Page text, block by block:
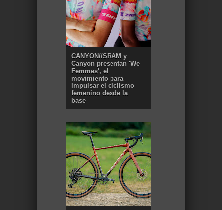
CANYON//SRAM y
Canyon presentan 'We
Femmes', el
movimiento para
impulsar el ciclismo
femenino desde la
base